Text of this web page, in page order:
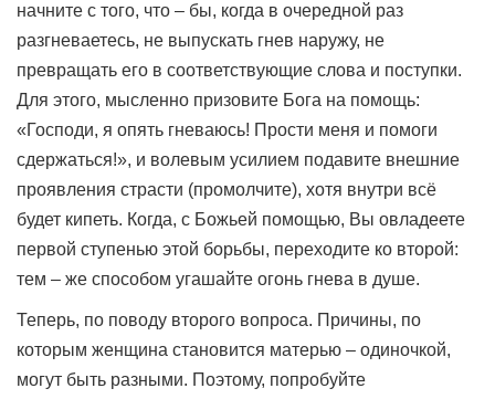
начните с того, что – бы, когда в очередной раз
разгневаетесь, не выпускать гнев наружу, не
превращать его в соответствующие слова и поступки.
Для этого, мысленно призовите Бога на помощь:
«Господи, я опять гневаюсь! Прости меня и помоги
сдержаться!», и волевым усилием подавите внешние
проявления страсти (промолчите), хотя внутри всё
будет кипеть. Когда, с Божьей помощью, Вы овладеете
первой ступенью этой борьбы, переходите ко второй:
тем – же способом угашайте огонь гнева в душе.
Теперь, по поводу второго вопроса. Причины, по
которым женщина становится матерью – одиночкой,
могут быть разными. Поэтому, попробуйте